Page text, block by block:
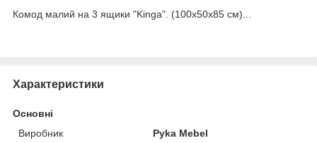
Комод малий на 3 ящики "Kinga". (100х50х85 см)...
Характеристики
Основні
Виробник
Pyka Mebel